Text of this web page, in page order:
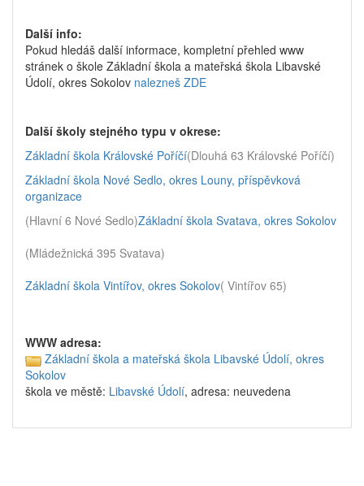
Další info:
Pokud hledáš další informace, kompletní přehled www
stránek o škole Základní škola a mateřská škola Libavské
Údolí, okres Sokolov nalezneš ZDE
Další školy stejného typu v okrese:
Základní škola Královské Poříčí(Dlouhá 63 Královské Poříčí)
Základní škola Nové Sedlo, okres Louny, příspěvková
organizace
(Hlavní 6 Nové Sedlo)Základní škola Svatava, okres Sokolov
(Mládežnická 395 Svatava)
Základní škola Vintířov, okres Sokolov( Vintířov 65)
WWW adresa:
Základní škola a mateřská škola Libavské Údolí, okres
Sokolov
škola ve městě: Libavské Údolí, adresa: neuvedena